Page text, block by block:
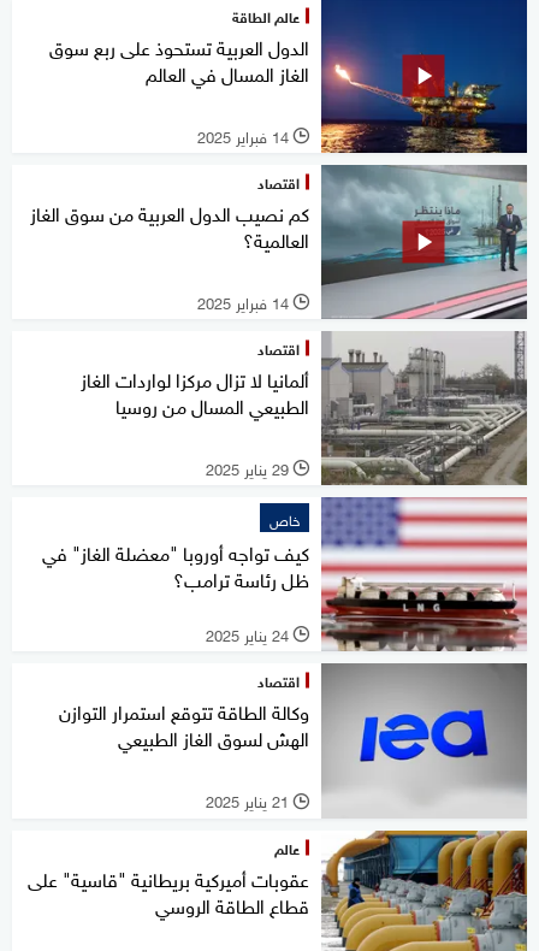
عالم الطاقة
الدول العربية تستحوذ على ربع سوق
الغاز المسال في العالم
l 14 فبراير 2025
اقتصاد
كم نصيب الدول العربية من سوق الغاز
العالمية؟
l 14 فبراير 2025
اقتصاد
ألمانيا لا تزال مركزا لواردات الغاز
الطبيعي المسال من روسيا
l 29 يناير 2025
خاص
كيف تواجه أوروبا "معضلة الغاز" في
ظل رئاسة ترامب؟
l 24 يناير 2025
اقتصاد
وكالة الطاقة تتوقع استمرار التوازن
الهش لسوق الغاز الطبيعي
l 21 يناير 2025
عالم
عقوبات أميركية بريطانية "قاسية" على
قطاع الطاقة الروسي